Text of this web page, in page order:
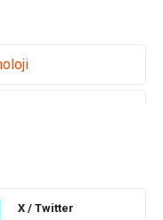
X / Twitter